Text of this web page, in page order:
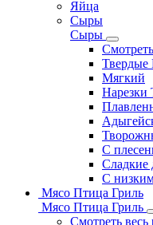
Яйца
Сыры
Сыры
Твердые
Мягкий
Нарезки
С
Сладкие
С
Мясо Птица Гриль
Мясо Птица Гриль
Смотреть весь